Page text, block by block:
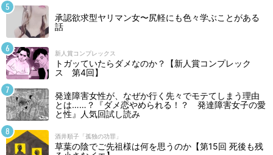
承認欲求型ヤリマン女〜尻軽にも色々学ぶことがある
話
新人賞コンプレックス
トガッていたらダメなのか？【新人賞コンプレック
ス 第4回】
発達障害女性が、なぜか行く先々でモテてしまう理由
とは……？『ダメ恋やめられる！？ 発達障害女子の愛
と性』人気回試し読み
酒井順子「孤独の功罪」
草葉の陰でご先祖様は何を思うのか【第15回 死後も残